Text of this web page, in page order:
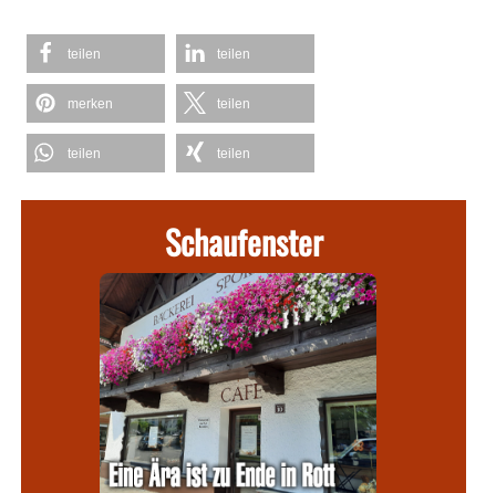
teilen teilen
merken teilen
teilen teilen
Schaufenster